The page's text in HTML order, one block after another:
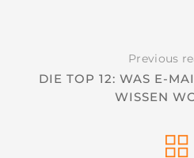
Previous
DIE TOP 12: WAS E-
WISSEN